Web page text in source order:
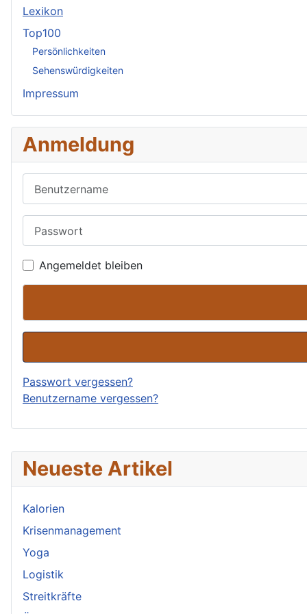
Neueste Artikel
Kalorien
Krisenmanagement
Yoga
Logistik
Streitkräfte
Lexikon
Top100
Persönlichkeiten
Sehenswürdigkeiten
Impressum
Anmeldung
Angemeldet bleiben
Passwort vergessen?
Benutzername vergessen?